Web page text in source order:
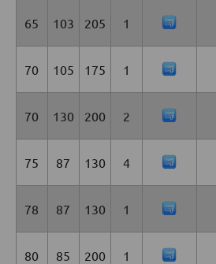
65 103 205 1
70 105 175 1
70 130 200 2
75 87 130 4
78 87 130 1
80 85 200 1